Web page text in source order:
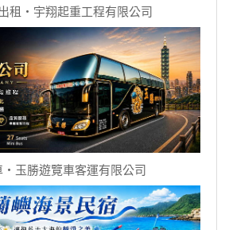
租‧宇翔起重工程有限公司
‧玉勝遊覽車客運有限公司